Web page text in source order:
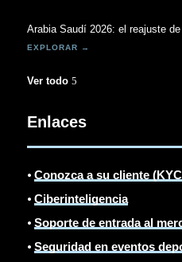
Arabia Saudí 2026: el reajuste
Ver todo
Enlaces
⦁Conozca a su cliente
⦁Ciberinteligencia
⦁Soporte de entrada al
⦁Seguridad en eventos